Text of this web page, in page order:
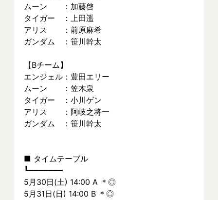
ムーン　　：加藤啓
タイガー　：上田遥
アリス　　：前原麻希
ガンダム　：笹川幹太
【Bチーム】
エンジェル：豊田エリー
ムーン　　：笠木泉
タイガー　：小川ゲン
アリス　　：阿岐之将一
ガンダム　：笹川幹太
■ タイムテーブル
┗━━━━━━━
5月30日(土) 14:00 A ＊◎
5月31日(日) 14:00 B ＊◎